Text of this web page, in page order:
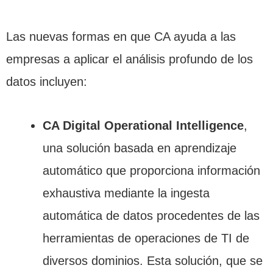
Las nuevas formas en que CA ayuda a las
empresas a aplicar el análisis profundo de los
datos incluyen:
CA Digital Operational Intelligence,
una solución basada en aprendizaje
automático que proporciona información
exhaustiva mediante la ingesta
automática de datos procedentes de las
herramientas de operaciones de TI de
diversos dominios. Esta solución, que se